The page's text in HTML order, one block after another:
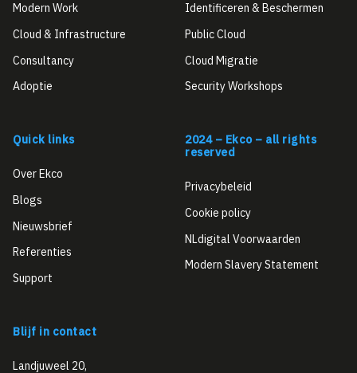
Modern Work
Cloud & Infrastructure
Consultancy
Adoptie
Identificeren & Beschermen
Public Cloud
Cloud Migratie
Security Workshops
Quick links
Over Ekco
Blogs
Nieuwsbrief
Referenties
Support
2024 – Ekco – all rights
reserved
Privacybeleid
Cookie policy
NLdigital Voorwaarden
Modern Slavery Statement
Blijf in contact
Landjuweel 20,